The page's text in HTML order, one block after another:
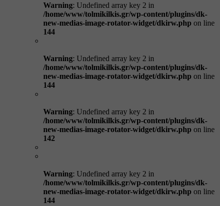
Warning: Undefined array key 2 in
/home/www/tolmikilkis.gr/wp-content/plugins/dk-
new-medias-image-rotator-widget/dkirw.php on line
144
Warning: Undefined array key 2 in
/home/www/tolmikilkis.gr/wp-content/plugins/dk-
new-medias-image-rotator-widget/dkirw.php on line
144
Warning: Undefined array key 2 in
/home/www/tolmikilkis.gr/wp-content/plugins/dk-
new-medias-image-rotator-widget/dkirw.php on line
142
Warning: Undefined array key 2 in
/home/www/tolmikilkis.gr/wp-content/plugins/dk-
new-medias-image-rotator-widget/dkirw.php on line
144